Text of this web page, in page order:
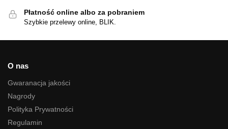
Płatność online albo za pobraniem
Szybkie przelewy online, BLIK.
O nas
Gwaranacja jakości
Nagrody
Polityka Prywatności
Regulamin